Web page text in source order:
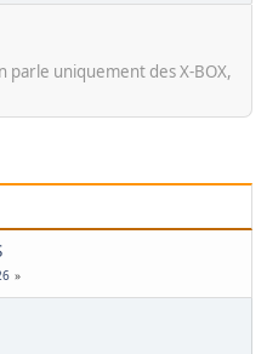
parle uniquement des X-BOX,